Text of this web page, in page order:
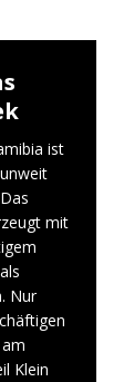
ist
mit
Nur
Klein